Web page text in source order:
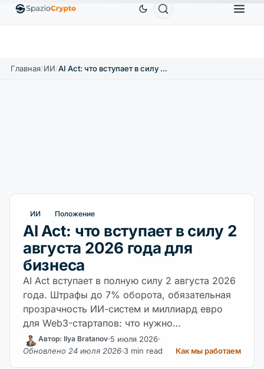
TetherUSDT0,9991 $ BNBBNB 586,64 $ USDC
Главная/ИИ/ AI Act: что вступает в силу 2 августа 2026 года для бизнеса
ИИ Положение
AI Act: что вступает в силу 2
августа 2026 года для
бизнеса
AI Act вступает в полную силу 2 августа 2026
года. Штрафы до 7% оборота, обязательная
прозрачность ИИ-систем и миллиард евро
для Web3-стартапов: что нужно…
Автор: Ilya Bratanov 5 июля 2026
Обновлено 24 июля 2026 3 min read Как мы работаем